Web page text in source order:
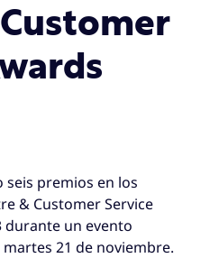
premios en los
& Customer Service
durante un evento
21 de noviembre.